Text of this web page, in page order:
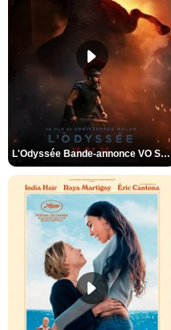
L'Odyssée Bande-annonce VO STFR